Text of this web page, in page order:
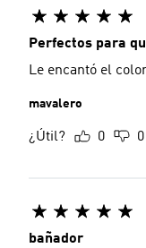
Perfectos para
Le encantó el
mavalero
¿Útil? 0 0
bañador